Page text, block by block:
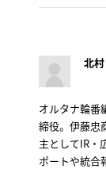
オルタナ輪番
締役。伊藤忠
主としてIR・
ポートや統合